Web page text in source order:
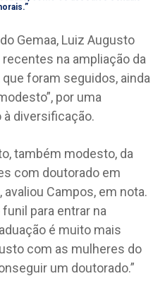
Gemaa, Luiz Augusto
na ampliação da
foram seguidos, ainda
por uma
diversificação.
também modesto, da
com doutorado em
avaliou Campos, em nota.
para entrar na
é muito mais
com as mulheres do
um doutorado.”